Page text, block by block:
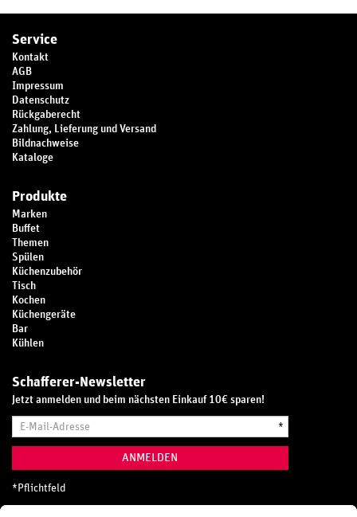
Service
Kontakt
AGB
Impressum
Datenschutz
Rückgaberecht
Zahlung, Lieferung und Versand
Bildnachweise
Kataloge
Produkte
Marken
Buffet
Themen
Spülen
Küchenzubehör
Tisch
Kochen
Küchengeräte
Bar
Kühlen
Schafferer-Newsletter
Jetzt anmelden und beim nächsten Einkauf 10€ sparen!
Mail-
*
ANMELDEN
* Pflichtfeld